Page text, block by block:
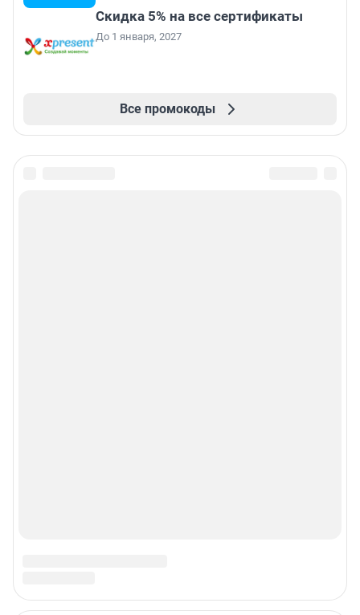
Скидка 5% на все сертификаты
До 1 января, 2027
Все промокоды